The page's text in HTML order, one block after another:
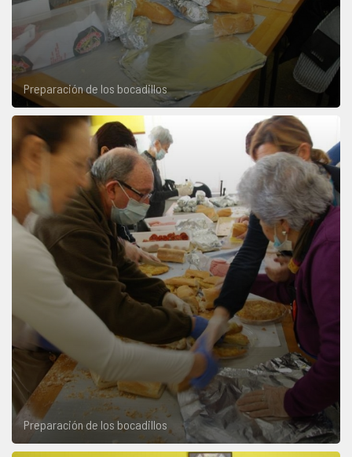
Preparación de los bocadillos
Preparación de los bocadillos